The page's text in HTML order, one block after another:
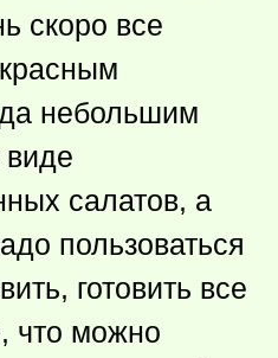
скоро все
небольшим
салатов, а
пользоваться
готовить все
что можно